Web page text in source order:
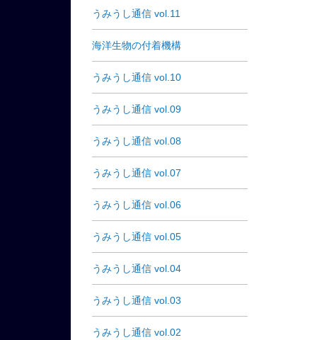
うみうし通信 vol.11
海洋生物の付着機構
うみうし通信 vol.10
うみうし通信 vol.09
うみうし通信 vol.08
うみうし通信 vol.07
うみうし通信 vol.06
うみうし通信 vol.05
うみうし通信 vol.04
うみうし通信 vol.03
うみうし通信 vol.02